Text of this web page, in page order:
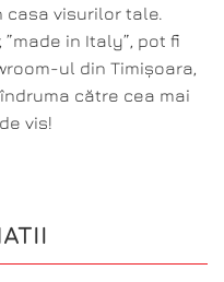
casa visurilor tale.
in Italy”, pot fi
ul din Timișoara,
către cea mai
vis!